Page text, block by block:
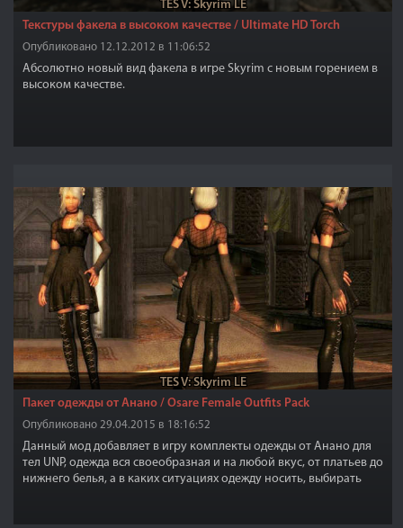
TES V: Skyrim LE
Текстуры факела в высоком качестве / Ultimate HD Torch
Опубликовано 12.12.2012 в 11:06:52
Абсолютно новый вид факела в игре Skyrim с новым горением в
высоком качестве.
TES V: Skyrim LE
Пакет одежды от Анано / Osare Female Outfits Pack
Опубликовано 29.04.2015 в 18:16:52
Данный мод добавляет в игру комплекты одежды от Анано для
тел UNP, одежда вся своеобразная и на любой вкус, от платьев до
нижнего белья, а в каких ситуациях одежду носить, выбирать